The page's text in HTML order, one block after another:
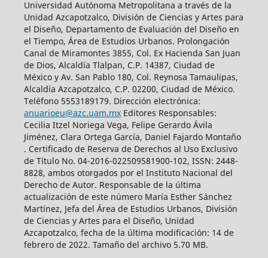
Universidad Autónoma Metropolitana a través de la
Unidad Azcapotzalco, División de Ciencias y Artes para
el Diseño, Departamento de Evaluación del Diseño en
el Tiempo, Área de Estudios Urbanos. Prolongación
Canal de Miramontes 3855, Col. Ex Hacienda San Juan
de Dios, Alcaldía Tlalpan, C.P. 14387, Ciudad de
México y Av. San Pablo 180, Col. Reynosa Tamaulipas,
Alcaldía Azcapotzalco, C.P. 02200, Ciudad de México.
Teléfono 5553189179. Dirección electrónica:
anuarioeu@azc.uam.mxEditores Responsables:
Cecilia Itzel Noriega Vega, Felipe Gerardo Ávila
Jiménez, Clara Ortega García, Daniel Fajardo Montaño
. Certificado de Reserva de Derechos al Uso Exclusivo
de Título No. 04-2016-022509581900-102, ISSN: 2448-
8828, ambos otorgados por el Instituto Nacional del
Derecho de Autor. Responsable de la última
actualización de este número María Esther Sánchez
Martínez, Jefa del Área de Estudios Urbanos, División
de Ciencias y Artes para el Diseño, Unidad
Azcapotzalco, fecha de la última modificación: 14 de
febrero de 2022. Tamaño del archivo 5.70 MB.